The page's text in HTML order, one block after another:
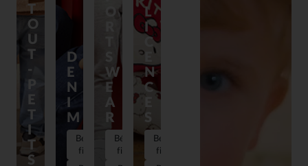
T
O
U
T
-
E
T
I
T
S
D
E
N
M
Bébé
fille
O
W
E
A
R
Bébé
fille
L
I
C
E
N
C
Bébé
fille